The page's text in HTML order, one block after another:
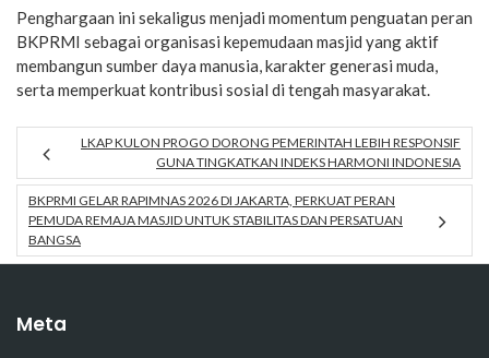
Penghargaan ini sekaligus menjadi momentum penguatan peran
BKPRMI sebagai organisasi kepemudaan masjid yang aktif
membangun sumber daya manusia, karakter generasi muda,
serta memperkuat kontribusi sosial di tengah masyarakat.
LKAP KULON PROGO DORONG PEMERINTAH LEBIH RESPONSIF
GUNA TINGKATKAN INDEKS HARMONI INDONESIA
BKPRMI GELAR RAPIMNAS 2026 DI JAKARTA, PERKUAT PERAN
PEMUDA REMAJA MASJID UNTUK STABILITAS DAN PERSATUAN
BANGSA
Meta